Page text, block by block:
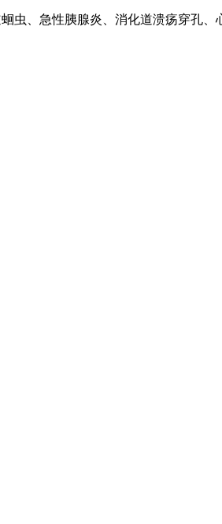
、急性胰腺炎、消化道溃疡穿孔、